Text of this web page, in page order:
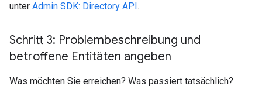
unter Admin SDK: Directory API.
Schritt 3: Problembeschreibung und
betroffene Entitäten angeben
Was möchten Sie erreichen? Was passiert tatsächlich?